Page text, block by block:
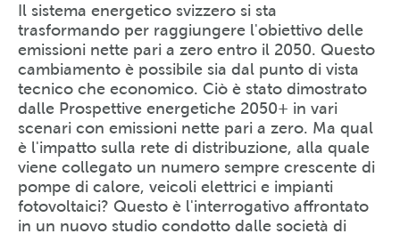
Il sistema energetico svizzero si sta
trasformando per raggiungere l'obiettivo delle
emissioni nette pari a zero entro il 2050. Questo
cambiamento è possibile sia dal punto di vista
tecnico che economico. Ciò è stato dimostrato
dalle Prospettive energetiche 2050+ in vari
scenari con emissioni nette pari a zero. Ma qual
è l'impatto sulla rete di distribuzione, alla quale
viene collegato un numero sempre crescente di
pompe di calore, veicoli elettrici e impianti
fotovoltaici? Questo è l'interrogativo affrontato
in un nuovo studio condotto dalle società di